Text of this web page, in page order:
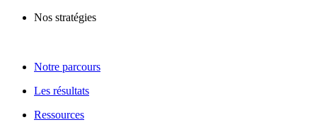
Nos stratégies
Notre parcours
Les résultats
Ressources